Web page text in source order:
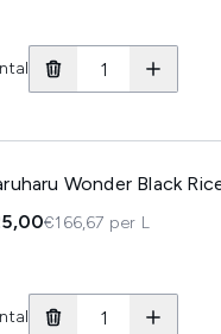
Wonder Black
€166,67 per L